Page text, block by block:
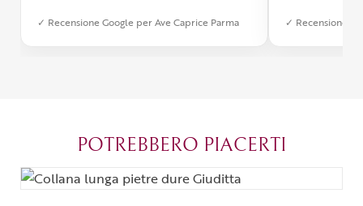
stato impeccabile: veloce, preciso e
✓ Recensione Google per Ave Caprice Parma
qualità e si
✓ Recensione
POTREBBERO PIACERTI